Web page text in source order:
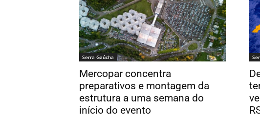
Serra Gaúcha
Mercopar concentra
preparativos e montagem da
estrutura a uma semana do
início do evento